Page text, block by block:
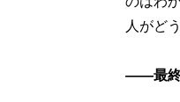
人がど
――最終